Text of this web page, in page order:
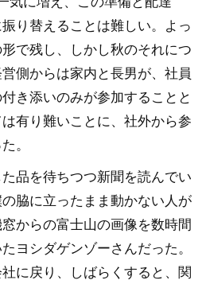
り替えることは難しい。よっ
で残し、しかし秋のそれにつ
側からは家内と長男が、社員
き添いのみが参加することと
有り難いことに、社外から参
。
品を待ちつつ新聞を読んでい
脇に立ったまま動かない人が
からの富士山の画像を数時間
ヨシダゲンゾーさんだった。
に戻り、しばらくすると、関